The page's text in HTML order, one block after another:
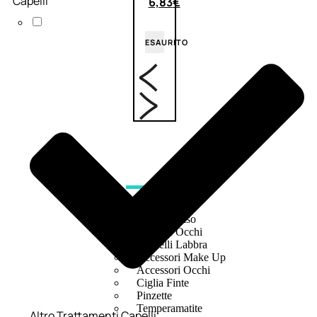
ESAURITO
ACCESSORI
Pennelli Viso
Pennelli Occhi
Pennelli Labbra
Accessori Make Up
Accessori Occhi
Ciglia Finte
Pinzette
Temperamatite